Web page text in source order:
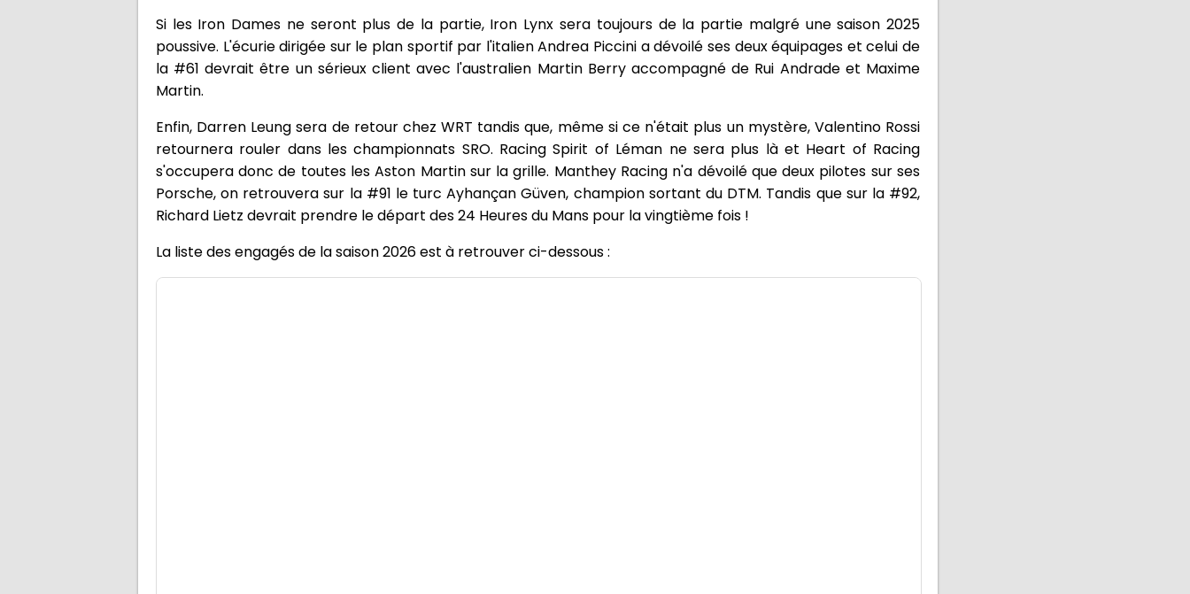
Si les Iron Dames ne seront plus de la partie, Iron Lynx sera toujours de la partie malgré une saison 2025
poussive. L'écurie dirigée sur le plan sportif par l'italien Andrea Piccini a dévoilé ses deux équipages et celui de
la #61 devrait être un sérieux client avec l'australien Martin Berry accompagné de Rui Andrade et Maxime
Martin.
Enfin, Darren Leung sera de retour chez WRT tandis que, même si ce n'était plus un mystère, Valentino Rossi
retournera rouler dans les championnats SRO. Racing Spirit of Léman ne sera plus là et Heart of Racing
s'occupera donc de toutes les Aston Martin sur la grille. Manthey Racing n'a dévoilé que deux pilotes sur ses
Porsche, on retrouvera sur la #91 le turc Ayhançan Güven, champion sortant du DTM. Tandis que sur la #92,
Richard Lietz devrait prendre le départ des 24 Heures du Mans pour la vingtième fois !
La liste des engagés de la saison 2026 est à retrouver ci-dessous :